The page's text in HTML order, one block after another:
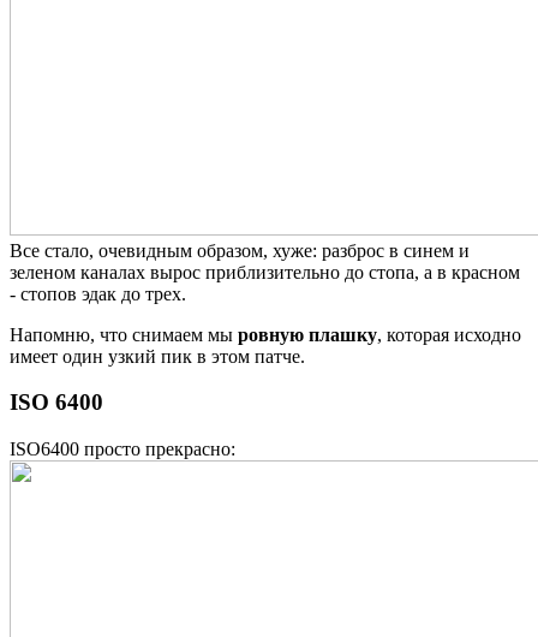
Все стало, очевидным образом, хуже: разброс в синем и
зеленом каналах вырос приблизительно до стопа, а в красном
- стопов эдак до трех.
Напомню, что снимаем мы ровную плашку, которая исходно
имеет один узкий пик в этом патче.
ISO 6400
ISO6400 просто прекрасно: